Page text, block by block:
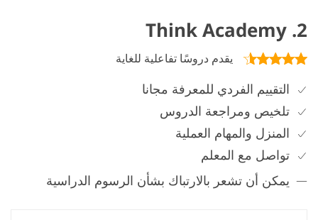
2. Think Academy
يقدم دروسًا تفاعلية للغاية
التقييم الفردي للمعرفة مجانا
تلخيص ومراجعة الدروس
المنزل والمهام العملية
تواصل مع المعلم
يمكن أن تشعر بالارتباك بشأن الرسوم الدراسية